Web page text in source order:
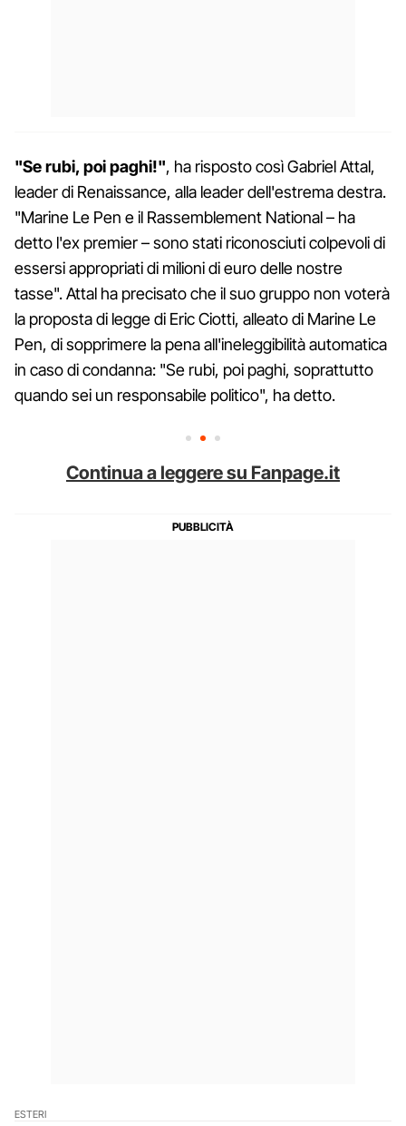
"Se rubi, poi paghi!", ha risposto così Gabriel Attal,
leader di Renaissance, alla leader dell'estrema destra.
"Marine Le Pen e il Rassemblement National – ha
detto l'ex premier – sono stati riconosciuti colpevoli di
essersi appropriati di milioni di euro delle nostre
tasse". Attal ha precisato che il suo gruppo non voterà
la proposta di legge di Eric Ciotti, alleato di Marine Le
Pen, di sopprimere la pena all'ineleggibilità automatica
in caso di condanna: "Se rubi, poi paghi, soprattutto
quando sei un responsabile politico", ha detto.
Continua a leggere su Fanpage.it
ESTERI